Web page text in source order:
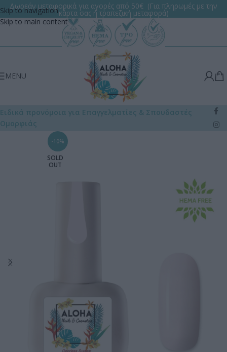
Δωρεάν μεταφορικά για αγορές από 50€ (Για πληρωμές με την
κάρτα σας ή τραπεζική μεταφορά)
Skip to navigation
Skip to main content
MENU
Ειδικά προνόμοια για Επαγγελματίες & Σπουδαστές
Ομορφιάς
-10%
SOLD
OUT